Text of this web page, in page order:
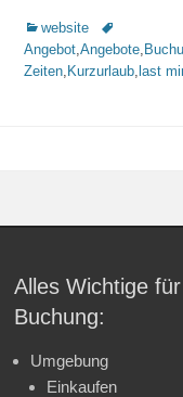
Kategorien
website
Schlagworte
Angebot,Angebote,
Zeiten, Kurzurlaub, last
Alles Wichtige
Buchung:
Umgebung
Einkaufen